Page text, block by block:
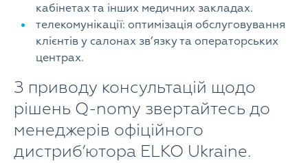
кабінетах та інших медичних закладах.
телекомунікації: оптимізація обслуговування
клієнтів у салонах зв’язку та операторських
центрах.
З приводу консультацій щодо
рішень Q-nomy звертайтесь до
менеджерів офіційного
дистриб’ютора ELKO Ukraine.